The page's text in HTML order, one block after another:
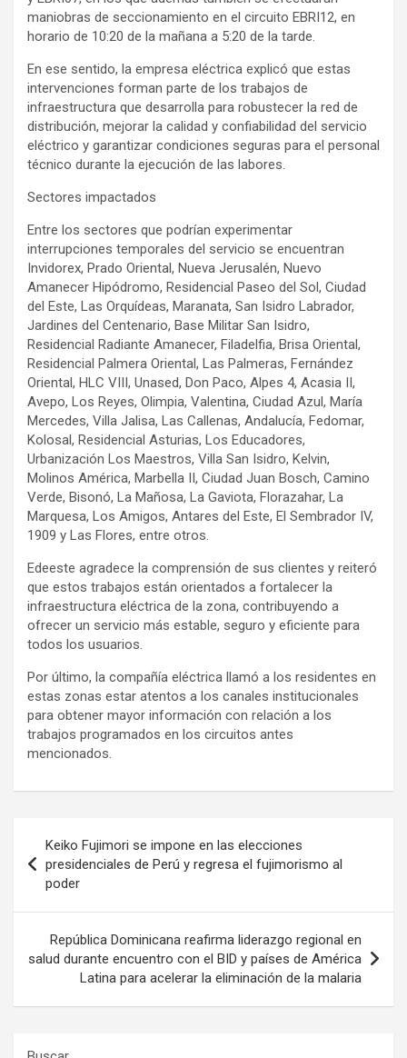
maniobras de seccionamiento en el circuito EBRI12, en
horario de 10:20 de la mañana a 5:20 de la tarde.
En ese sentido, la empresa eléctrica explicó que estas
intervenciones forman parte de los trabajos de
infraestructura que desarrolla para robustecer la red de
distribución, mejorar la calidad y confiabilidad del servicio
eléctrico y garantizar condiciones seguras para el personal
técnico durante la ejecución de las labores.
Sectores impactados
Entre los sectores que podrían experimentar
interrupciones temporales del servicio se encuentran
Invidorex, Prado Oriental, Nueva Jerusalén, Nuevo
Amanecer Hipódromo, Residencial Paseo del Sol, Ciudad
del Este, Las Orquídeas, Maranata, San Isidro Labrador,
Jardines del Centenario, Base Militar San Isidro,
Residencial Radiante Amanecer, Filadelfia, Brisa Oriental,
Residencial Palmera Oriental, Las Palmeras, Fernández
Oriental, HLC VIII, Unased, Don Paco, Alpes 4, Acasia II,
Avepo, Los Reyes, Olimpia, Valentina, Ciudad Azul, María
Mercedes, Villa Jalisa, Las Callenas, Andalucía, Fedomar,
Kolosal, Residencial Asturias, Los Educadores,
Urbanización Los Maestros, Villa San Isidro, Kelvin,
Molinos América, Marbella II, Ciudad Juan Bosch, Camino
Verde, Bisonó, La Mañosa, La Gaviota, Florazahar, La
Marquesa, Los Amigos, Antares del Este, El Sembrador IV,
1909 y Las Flores, entre otros.
Edeeste agradece la comprensión de sus clientes y reiteró
que estos trabajos están orientados a fortalecer la
infraestructura eléctrica de la zona, contribuyendo a
ofrecer un servicio más estable, seguro y eficiente para
todos los usuarios.
Por último, la compañía eléctrica llamó a los residentes en
estas zonas estar atentos a los canales institucionales
para obtener mayor información con relación a los
trabajos programados en los circuitos antes
mencionados.
de
entradas
Keiko Fujimori se impone en las elecciones
presidenciales de Perú y regresa el fujimorismo al
poder
República Dominicana reafirma liderazgo regional en
salud durante encuentro con el BID y países de América
Latina para acelerar la eliminación de la malaria